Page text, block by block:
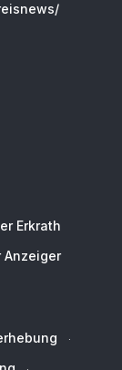
Erkrath
Anzeiger